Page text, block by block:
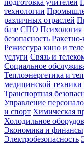
подготовка учителей
технологии
различных отраслей
базе СПО Психология
безопасность
Режиссура кино и
услуги Связь и
Социальное
Теплоэнергетика и
медицинской
Транспортная
Управление
и спорт Химическая
Холодильное
Экономика и финансы
Электробезопасность